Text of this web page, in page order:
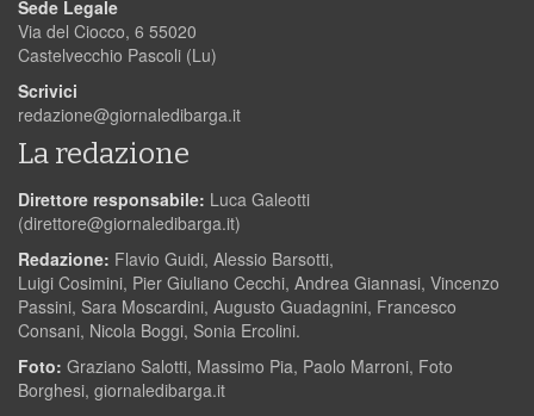
Sede Legale
Via del Ciocco, 6 55020
Castelvecchio Pascoli (Lu)
Scrivici
redazione@giornaledibarga.it
La redazione
Direttore responsabile: Luca Galeotti
(direttore@giornaledibarga.it)
Redazione: Flavio Guidi, Alessio Barsotti,
Luigi Cosimini, Pier Giuliano Cecchi, Andrea Giannasi, Vincenzo
Passini, Sara Moscardini, Augusto Guadagnini, Francesco
Consani, Nicola Boggi, Sonia Ercolini.
Foto: Graziano Salotti, Massimo Pia, Paolo Marroni, Foto
Borghesi, giornaledibarga.it